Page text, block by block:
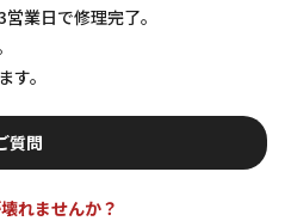
業日で修理完了。
。
質問
れませんか？